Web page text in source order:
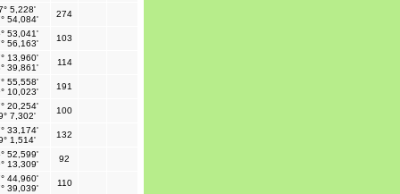
5,228'
54,084'
274
53,041'
56,163'
103
13,960'
39,861'
114
55,558'
10,023'
191
20,254'
7,302'
100
33,174'
1,514'
132
52,599'
13,309'
92
44,960'
39,039'
110